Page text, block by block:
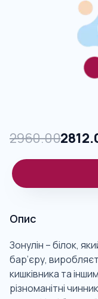
2960.00
Опис
Зонулін – білок,
бар’єру,
кишківника та
різноманітні